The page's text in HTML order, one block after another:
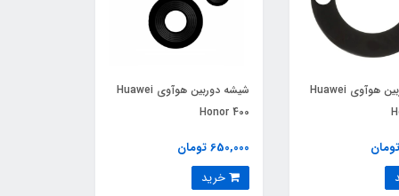
شیشه دوربین هوآوی Huawei
شیشه دوربین هوآوی Huawei
Honor 400
650,000 تومان
خرید